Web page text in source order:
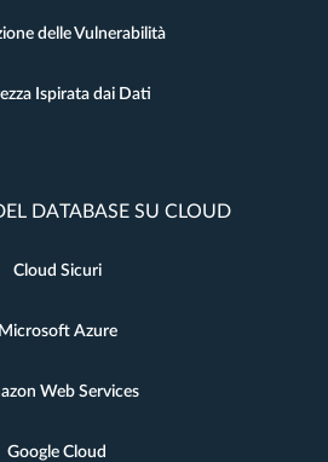
delle Vulnerabilità
Ispirata dai Dati
DATABASE SU CLOUD
Cloud Sicuri
Microsoft Azure
Web Services
Google Cloud